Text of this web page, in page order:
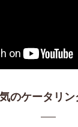
のケータリン